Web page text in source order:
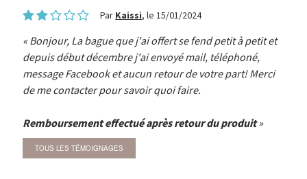
Par Kaissi, le 15/01/2024
Bonjour, La bague que j'ai offert se fend petit à petit et
depuis début décembre j'ai envoyé mail, téléphoné,
message Facebook et aucun retour de votre part! Merci
de me contacter pour savoir quoi faire.
Remboursement effectué après retour du produit
TOUS LES TÉMOIGNAGES